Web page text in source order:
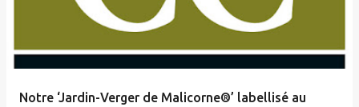
Notre ‘Jardin-Verger de Malicorne®’ labellisé au